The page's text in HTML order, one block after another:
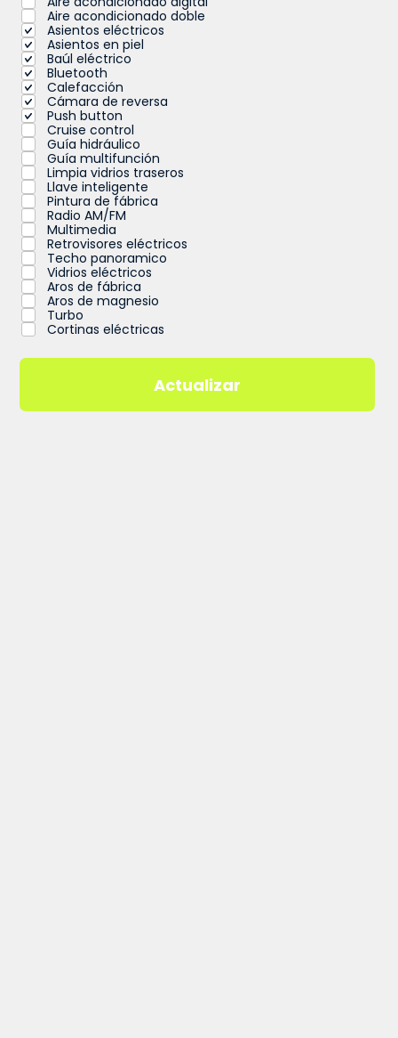
Aire acondicionado doble
Asientos eléctricos
Asientos en piel
Baúl eléctrico
Bluetooth
Calefacción
Cámara de reversa
Push button
Cruise control
Guía hidráulico
Guía multifunción
Limpia vidrios traseros
Llave inteligente
Pintura de fábrica
Radio AM/FM
Multimedia
Retrovisores eléctricos
Techo panoramico
Vidrios eléctricos
Aros de fábrica
Aros de magnesio
Turbo
Cortinas eléctricas
Actualizar